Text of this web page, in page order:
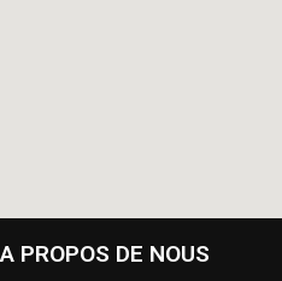
A PROPOS DE NOUS